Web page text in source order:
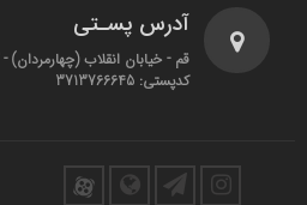
آدرس پسـتی
کدپستی: 3713766645